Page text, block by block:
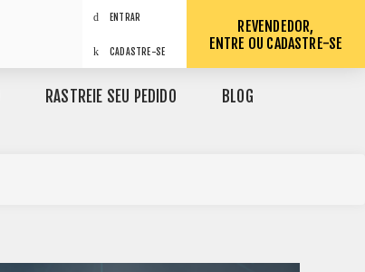
ENTRAR
CADASTRE-SE
REVENDEDOR,
ENTRE OU CADASTRE-SE
RASTREIE SEU PEDIDO BLOG